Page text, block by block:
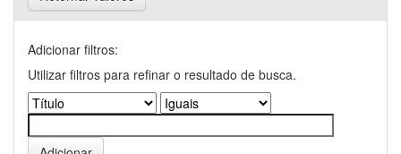
Adicionar filtros:
Utilizar filtros para refinar o resultado de busca.